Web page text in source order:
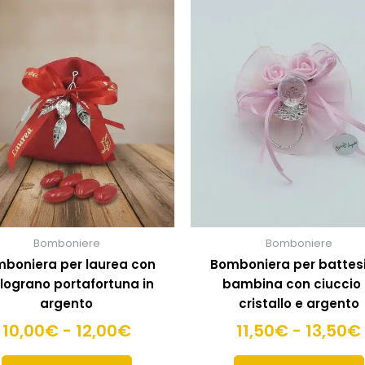
Bomboniere
per laurea con
portafortuna in
argento
10,00€ - 12,00€
essere
scelte
nella
pagina
del
Bomboniere
Bomboniera per
bambina con ciuccio
cristallo e argento
11,50€ - 13,50€